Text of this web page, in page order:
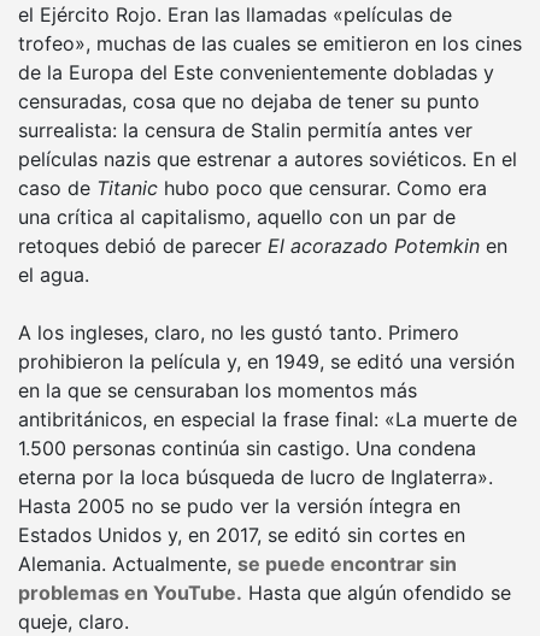
el Ejército Rojo. Eran las llamadas «películas de
trofeo», muchas de las cuales se emitieron en los cines
de la Europa del Este convenientemente dobladas y
censuradas, cosa que no dejaba de tener su punto
surrealista: la censura de Stalin permitía antes ver
películas nazis que estrenar a autores soviéticos. En el
caso de Titanic hubo poco que censurar. Como era
una crítica al capitalismo, aquello con un par de
retoques debió de parecer El acorazado Potemkin en
el agua.
A los ingleses, claro, no les gustó tanto. Primero
prohibieron la película y, en 1949, se editó una versión
en la que se censuraban los momentos más
antibritánicos, en especial la frase final: «La muerte de
1.500 personas continúa sin castigo. Una condena
eterna por la loca búsqueda de lucro de Inglaterra».
Hasta 2005 no se pudo ver la versión íntegra en
Estados Unidos y, en 2017, se editó sin cortes en
Alemania. Actualmente, se puede encontrar sin
problemas en YouTube. Hasta que algún ofendido se
queje, claro.